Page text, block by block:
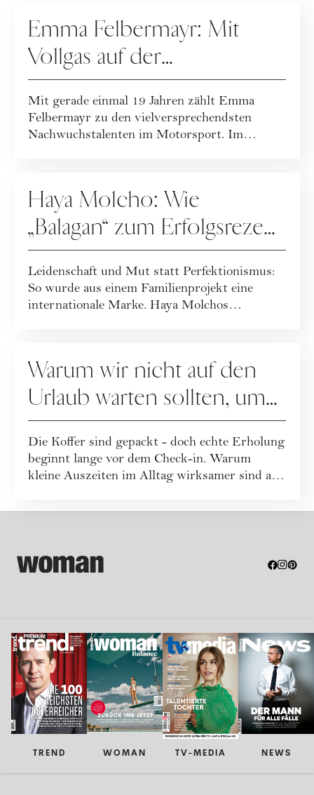
Emma Felbermayr: Mit
Vollgas auf der
Überholspur
Mit gerade einmal 19 Jahren zählt Emma
Felbermayr zu den vielversprechendsten
Nachwuchstalenten im Motorsport. Im
Haya Molcho: Wie
„Balagan“ zum Erfolgsrezept
wurde
Leidenschaft und Mut statt Perfektionismus:
So wurde aus einem Familienprojekt eine
internationale Marke. Haya Molchos
Warum wir nicht auf den
Urlaub warten sollten, um
uns zu erholen
Die Koffer sind gepackt - doch echte Erholung
beginnt lange vor dem Check-in. Warum
kleine Auszeiten im Alltag wirksamer sind als
TREND WOMAN TV-MEDIA NEWS